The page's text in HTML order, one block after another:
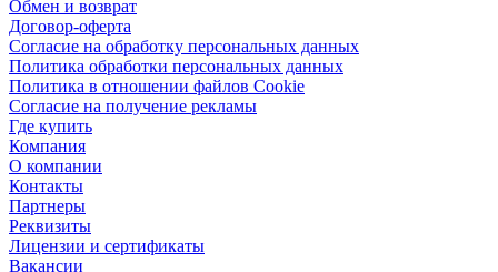
Обмен и возврат
Договор-оферта
Согласие на обработку персональных данных
Политика обработки персональных данных
Политика в отношении файлов Cookie
Согласие на получение рекламы
Где купить
Компания
О компании
Контакты
Партнеры
Реквизиты
Лицензии и сертификаты
Вакансии